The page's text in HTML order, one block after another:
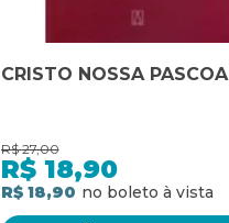
CRISTO NOSSA PASCOA
R$ 27,00
R$ 18,90
R$ 18,90